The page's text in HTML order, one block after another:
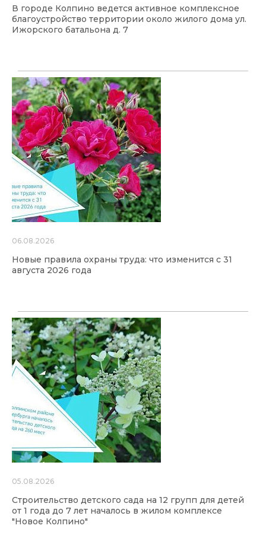
В городе Колпино ведется активное комплексное
благоустройство территории около жилого дома ул.
Ижорского батальона д. 7
06.08.2026
Новые правила охраны труда: что изменится с 31
августа 2026 года
05.08.2026
Строительство детского сада на 12 групп для детей
от 1 года до 7 лет началось в жилом комплексе
"Новое Колпино"